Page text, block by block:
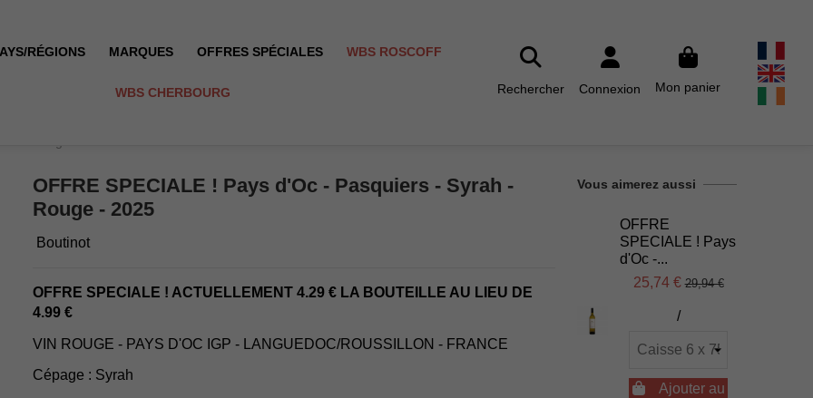
RÉGIONS MARQUES OFFRES SPÉCIALES WBS ROSCOFF
WBS CHERBOURG Rechercher Connexion Mon panier
OFFRE SPECIALE ! Pays d'Oc - Pasquiers - Syrah -
Rouge - 2025
Boutinot
OFFRE SPECIALE ! ACTUELLEMENT 4.29 € LA BOUTEILLE AU LIEU DE
4.99 €
VIN ROUGE - PAYS D'OC IGP - LANGUEDOC/ROUSSILLON - FRANCE
Cépage : Syrah
Vous aimerez aussi
OFFRE
SPECIALE ! Pays
d'Oc -...
25,74 € 29,94 €
/
Ajouter au